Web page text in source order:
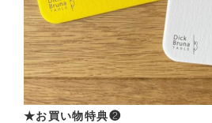
★お買い物特典❷